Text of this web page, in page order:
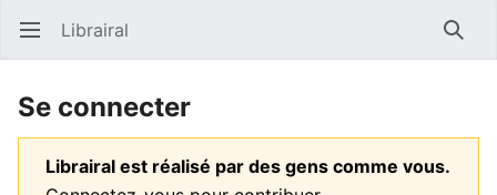
Ouvrir le menu principal Librairal
Se connecter
Librairal est réalisé par des gens comme vous.